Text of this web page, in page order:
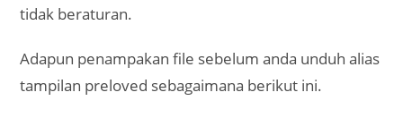
tidak beraturan.
Adapun penampakan file sebelum anda unduh alias
tampilan preloved sebagaimana berikut ini.